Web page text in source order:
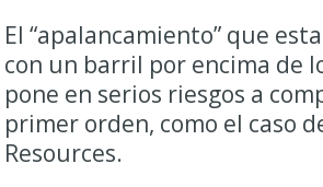
El “apalancamiento” que
con un barril por encima de
pone en serios riesgos a
primer orden, como el caso
Resources.